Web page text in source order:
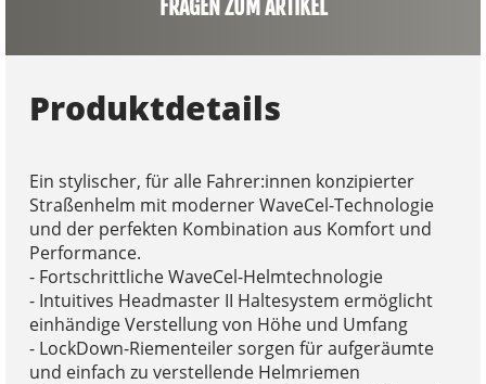
FRAGEN ZUM ARTIKEL
Produktdetails
Ein stylischer, für alle Fahrer:innen konzipierter
Straßenhelm mit moderner WaveCel-Technologie
und der perfekten Kombination aus Komfort und
Performance.
- Fortschrittliche WaveCel-Helmtechnologie
- Intuitives Headmaster II Haltesystem ermöglicht
einhändige Verstellung von Höhe und Umfang
- LockDown-Riementeiler sorgen für aufgeräumte
und einfach zu verstellende Helmriemen